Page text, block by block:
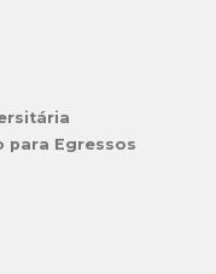
para Egressos